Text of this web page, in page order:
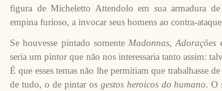
figura de Micheletto Attendolo em sua armadura
empina furioso, a invocar seus homens ao contra-
Se houvesse pintado somenteMadonnas,Adorações
seria um pintor que não nos interessaria tanto assim:
É que esses temas não lhe permitiam que trabalhasse
de tudo, o de pintar os gestos heroicos do humano. O